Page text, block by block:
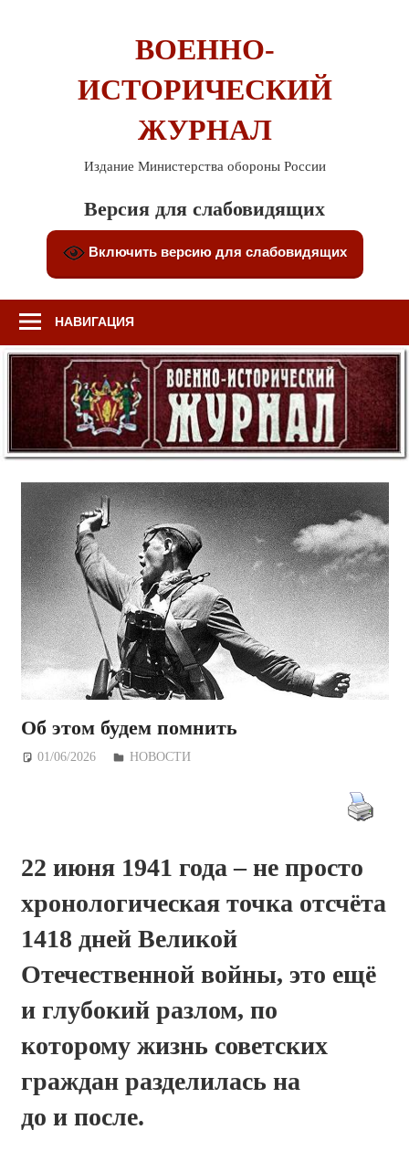
ВОЕННО-
ИСТОРИЧЕСКИЙ
ЖУРНАЛ
Издание Министерства обороны России
Версия для слабовидящих
Включить версию для слабовидящих
НАВИГАЦИЯ
Об этом будем помнить
01/06/2026 Дежурный по Редакции
НОВОСТИ
22 июня 1941 года – не просто
хронологическая точка отсчёта
1418 дней Великой
Отечественной войны, это ещё
и глубокий разлом, по
которому жизнь советских
граждан разделилась на
до и после.